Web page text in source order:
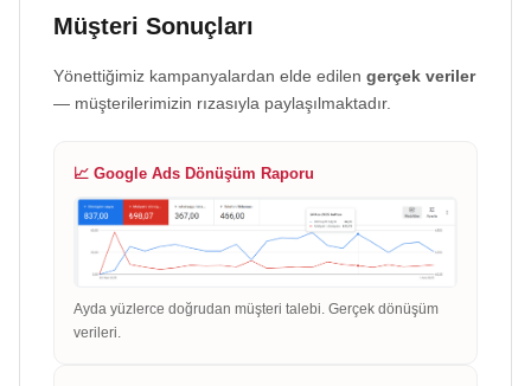
Müşteri Sonuçları
Yönettiğimiz kampanyalardan elde edilen gerçek veriler
— müşterilerimizin rızasıyla paylaşılmaktadır.
📈 Google Ads Dönüşüm Raporu
Ayda yüzlerce doğrudan müşteri talebi. Gerçek dönüşüm
verileri.